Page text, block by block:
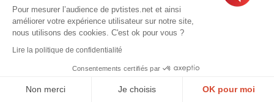
MatthieuAI29.09.2024|06:42
Après de nouvelles recherches, il s’avère que
permets donc de mettre le lien ici :
https://pvtistes.net/forum/l-arrivee-en-nouvelle-
Pour mesurer l’audience de pvtistes.net et ainsi
améliorer votre expérience utilisateur sur notre site,
nous utilisons des cookies. C'est ok pour vous ?
Lire la politique de confidentialité
Consentements certifiés par
Non merci Je choisis OK pour moi